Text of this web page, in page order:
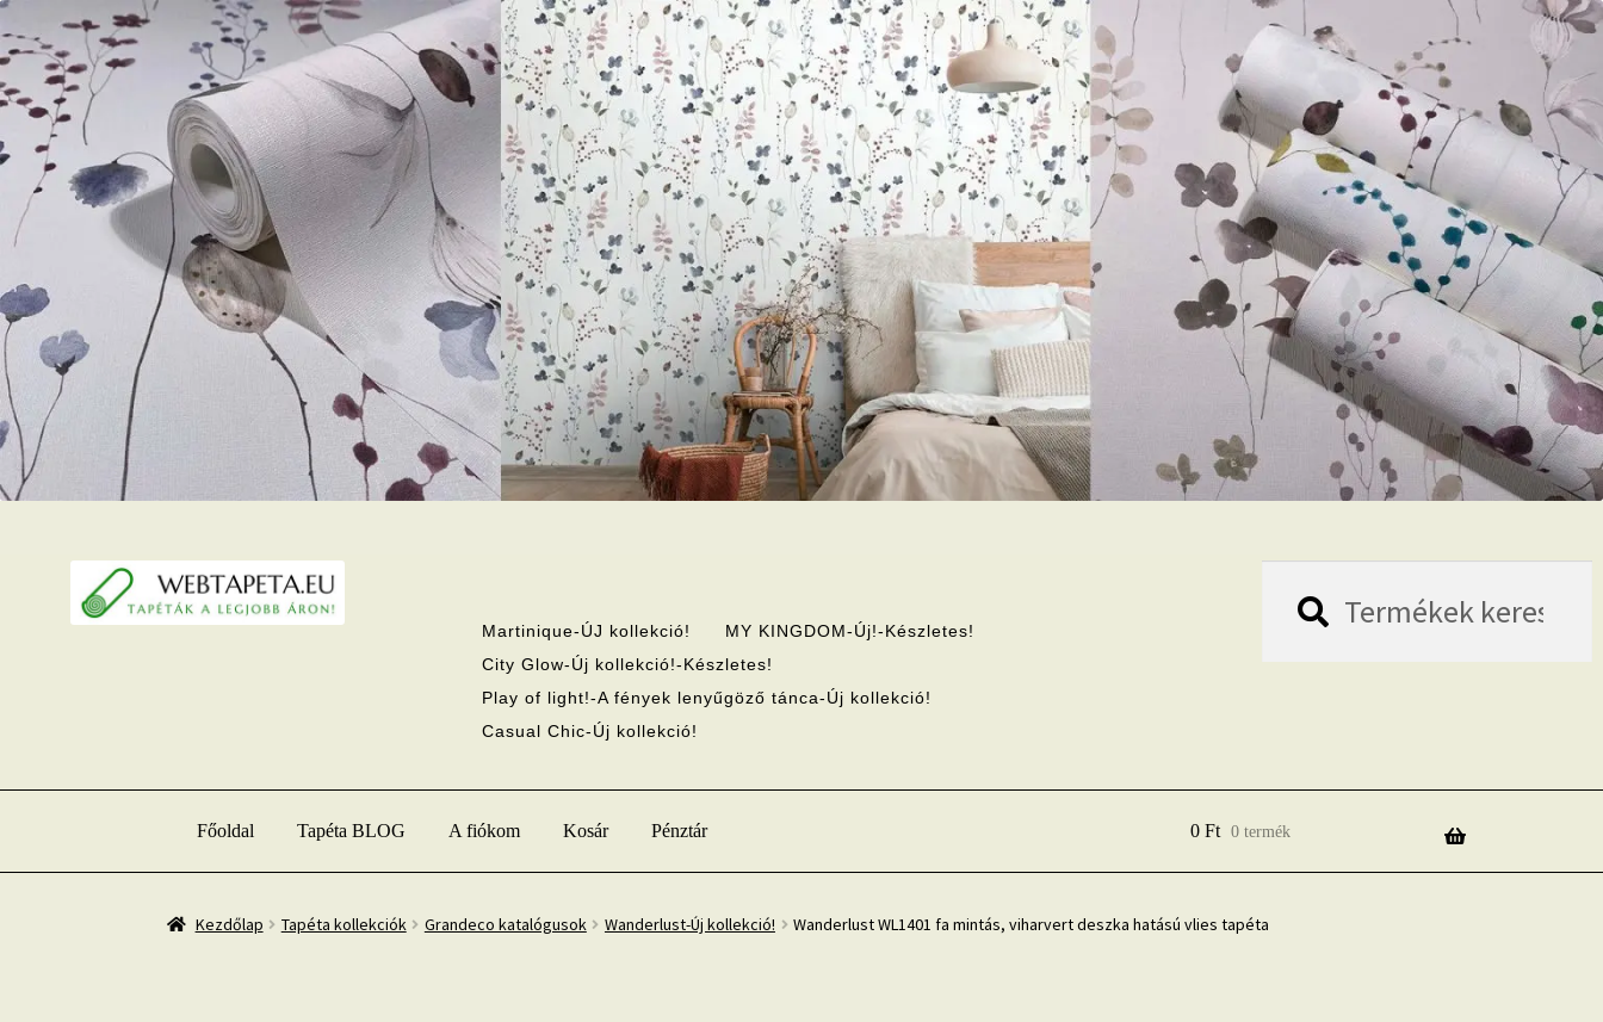
Ugrás
a
navigációhoz
Kilépés
a
tartalomba
Martinique-ÚJ kollekció!
MY KINGDOM-Új!-Készletes!
City Glow-Új kollekció!-Készletes!
Play of light!-A fények lenyűgöző tánca-Új kollekció!
Casual Chic-Új kollekció!
Keresés
következőre:
Főoldal Tapéta BLOG A fiókom Kosár Pénztár 0 Ft 0 termék
Kezdőlap Tapéta kollekciók Grandeco katalógusok Wanderlust-Új kollekció! Wanderlust WL1401 fa mintás, viharvert deszka hatású vlies tapéta